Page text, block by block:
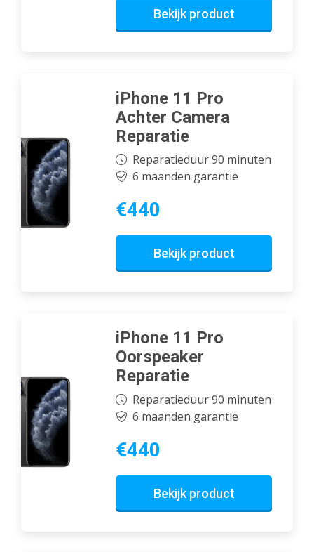
Bekijk product
iPhone 11 Pro
Achter Camera
Reparatie
Reparatieduur 90 minuten
6 maanden garantie
€440
Bekijk product
iPhone 11 Pro
Oorspeaker
Reparatie
Reparatieduur 90 minuten
6 maanden garantie
€440
Bekijk product